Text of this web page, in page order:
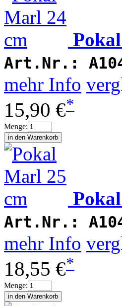
Art.Nr.:
mehr Info
15,90 €*
Menge:
Art.Nr.:
mehr Info
18,55 €*
Menge: